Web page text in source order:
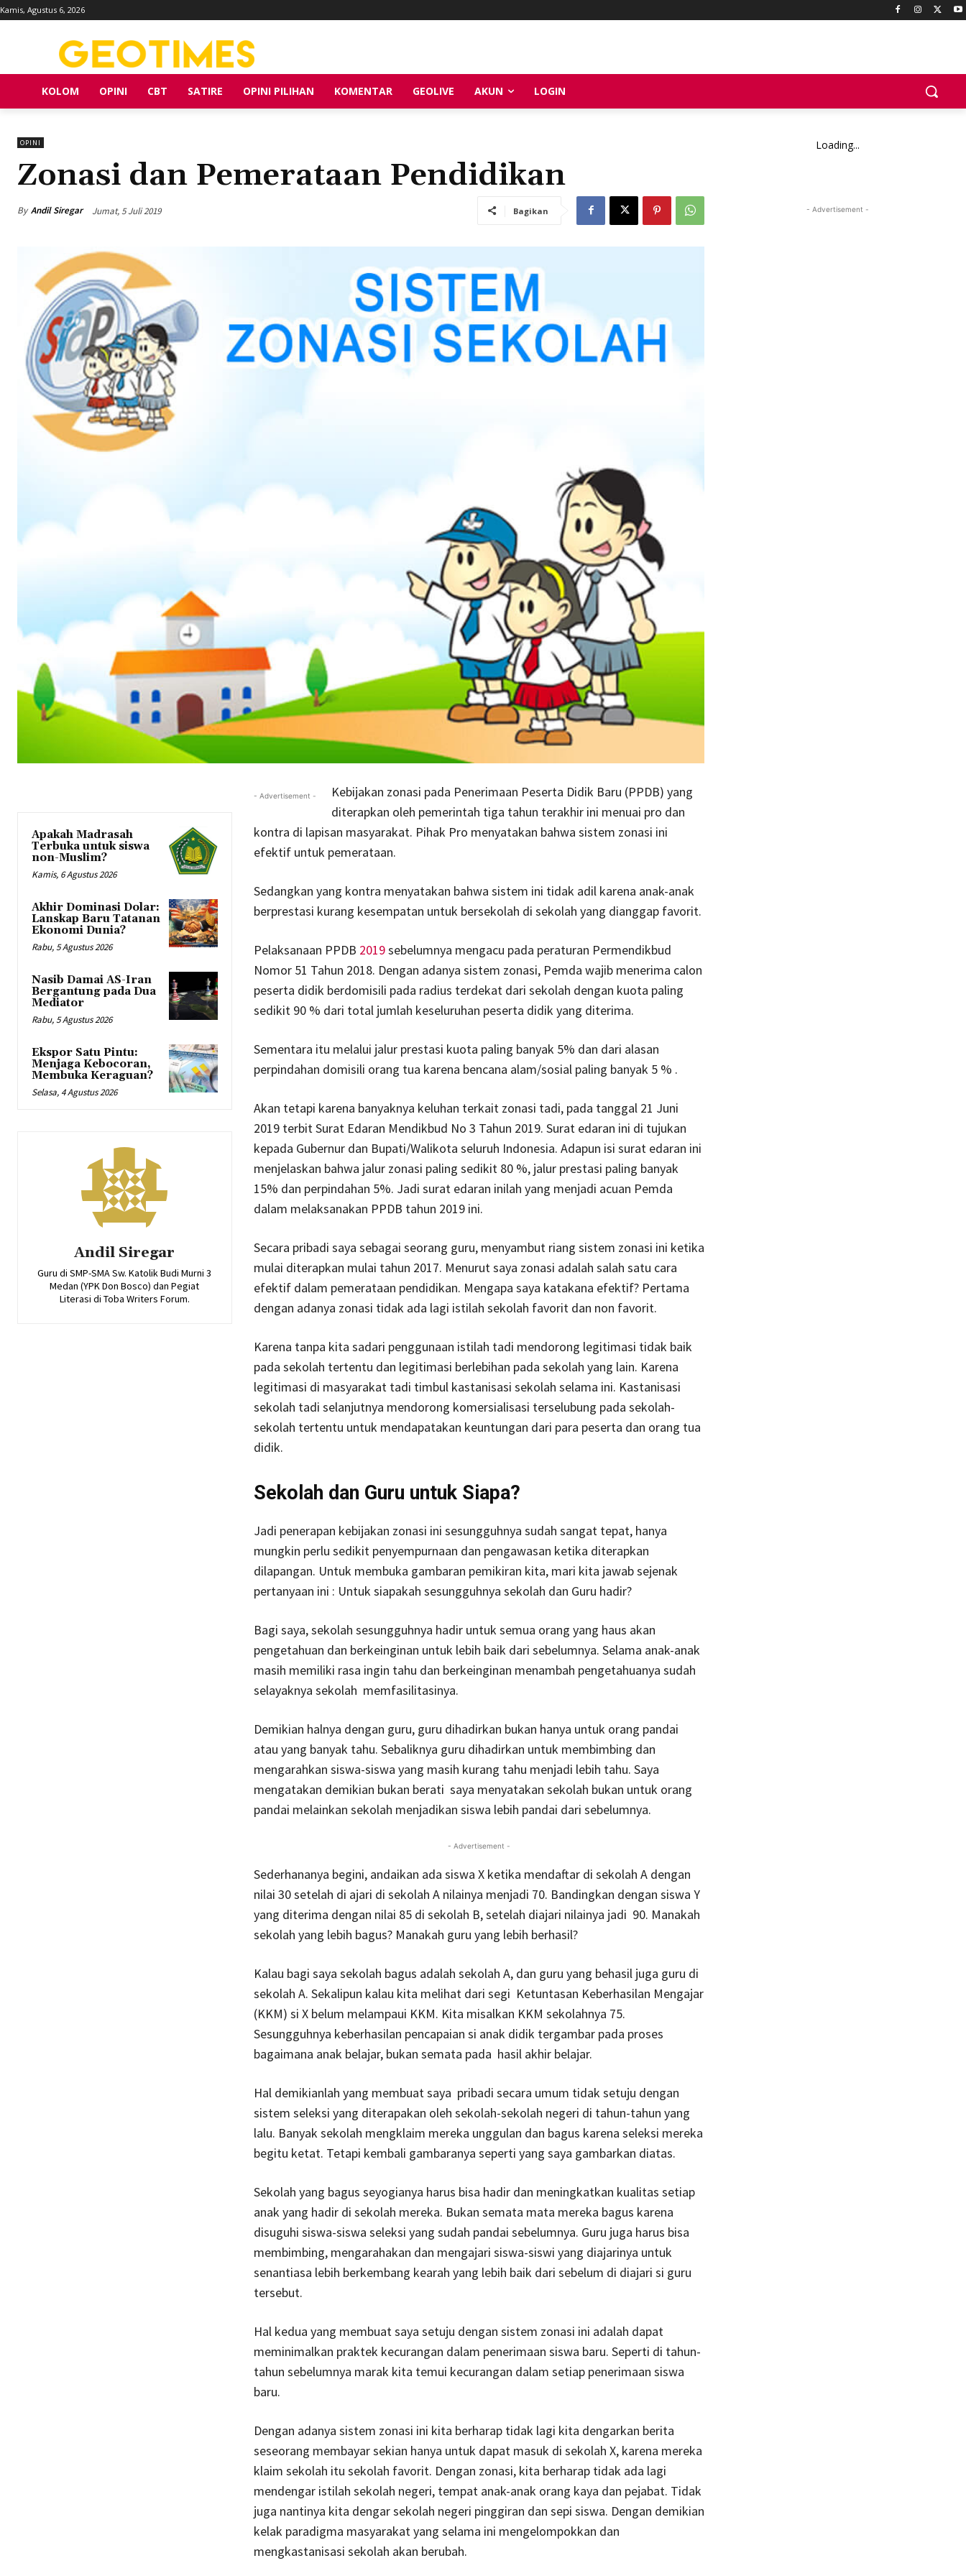
Kamis, Agustus 6, 2026
KOLOM OPINI CBT SATIRE OPINI PILIHAN KOMENTAR GEOLIVE AKUN LOGIN
OPINI
Zonasi dan Pemerataan Pendidikan
By Andil Siregar Jumat, 5 Juli 2019 Bagikan
Apakah Madrasah
Terbuka untuk siswa
non-Muslim?
Kamis, 6 Agustus 2026
Akhir Dominasi Dolar:
Lanskap Baru Tatanan
Ekonomi Dunia?
Rabu, 5 Agustus 2026
Nasib Damai AS-Iran
Bergantung pada Dua
Mediator
Rabu, 5 Agustus 2026
Ekspor Satu Pintu:
Menjaga Kebocoran,
Membuka Keraguan?
Selasa, 4 Agustus 2026
Andil Siregar
Guru di SMP-SMA Sw. Katolik Budi Murni 3
Medan (YPK Don Bosco) dan Pegiat
Literasi di Toba Writers Forum.
- Advertisement -
Kebijakan zonasi pada Penerimaan Peserta Didik Baru (PPDB) yang
diterapkan oleh pemerintah tiga tahun terakhir ini menuai pro dan
kontra di lapisan masyarakat. Pihak Pro menyatakan bahwa sistem zonasi ini
efektif untuk pemerataan.
Sedangkan yang kontra menyatakan bahwa sistem ini tidak adil karena anak-anak
berprestasi kurang kesempatan untuk bersekolah di sekolah yang dianggap favorit.
Pelaksanaan PPDB 2019sebelumnya mengacu pada peraturan Permendikbud
Nomor 51 Tahun 2018. Dengan adanya sistem zonasi, Pemda wajib menerima calon
peserta didik berdomisili pada radius terdekat dari sekolah dengan kuota paling
sedikit 90 % dari total jumlah keseluruhan peserta didik yang diterima.
Sementara itu melalui jalur prestasi kuota paling banyak 5% dan dari alasan
perpindahan domisili orang tua karena bencana alam/sosial paling banyak 5 % .
Akan tetapi karena banyaknya keluhan terkait zonasi tadi, pada tanggal 21 Juni
2019 terbit Surat Edaran Mendikbud No 3 Tahun 2019. Surat edaran ini di tujukan
kepada Gubernur dan Bupati/Walikota seluruh Indonesia. Adapun isi surat edaran ini
menjelaskan bahwa jalur zonasi paling sedikit 80 %, jalur prestasi paling banyak
15% dan perpindahan 5%. Jadi surat edaran inilah yang menjadi acuan Pemda
dalam melaksanakan PPDB tahun 2019 ini.
Secara pribadi saya sebagai seorang guru, menyambut riang sistem zonasi ini ketika
mulai diterapkan mulai tahun 2017. Menurut saya zonasi adalah salah satu cara
efektif dalam pemerataan pendidikan. Mengapa saya katakana efektif? Pertama
dengan adanya zonasi tidak ada lagi istilah sekolah favorit dan non favorit.
Karena tanpa kita sadari penggunaan istilah tadi mendorong legitimasi tidak baik
pada sekolah tertentu dan legitimasi berlebihan pada sekolah yang lain. Karena
legitimasi di masyarakat tadi timbul kastanisasi sekolah selama ini. Kastanisasi
sekolah tadi selanjutnya mendorong komersialisasi terselubung pada sekolah-
sekolah tertentu untuk mendapatakan keuntungan dari para peserta dan orang tua
didik.
Sekolah dan Guru untuk Siapa?
Jadi penerapan kebijakan zonasi ini sesungguhnya sudah sangat tepat, hanya
mungkin perlu sedikit penyempurnaan dan pengawasan ketika diterapkan
dilapangan. Untuk membuka gambaran pemikiran kita, mari kita jawab sejenak
pertanyaan ini : Untuk siapakah sesungguhnya sekolah dan Guru hadir?
Bagi saya, sekolah sesungguhnya hadir untuk semua orang yang haus akan
pengetahuan dan berkeinginan untuk lebih baik dari sebelumnya. Selama anak-anak
masih memiliki rasa ingin tahu dan berkeinginan menambah pengetahuanya sudah
selayaknya sekolah memfasilitasinya.
Demikian halnya dengan guru, guru dihadirkan bukan hanya untuk orang pandai
atau yang banyak tahu. Sebaliknya guru dihadirkan untuk membimbing dan
mengarahkan siswa-siswa yang masih kurang tahu menjadi lebih tahu. Saya
mengatakan demikian bukan berati saya menyatakan sekolah bukan untuk orang
pandai melainkan sekolah menjadikan siswa lebih pandai dari sebelumnya.
- Advertisement -
Sederhananya begini, andaikan ada siswa X ketika mendaftar di sekolah A dengan
nilai 30 setelah di ajari di sekolah A nilainya menjadi 70. Bandingkan dengan siswa Y
yang diterima dengan nilai 85 di sekolah B, setelah diajari nilainya jadi 90. Manakah
sekolah yang lebih bagus? Manakah guru yang lebih berhasil?
Kalau bagi saya sekolah bagus adalah sekolah A, dan guru yang behasil juga guru di
sekolah A. Sekalipun kalau kita melihat dari segi Ketuntasan Keberhasilan Mengajar
(KKM) si X belum melampaui KKM. Kita misalkan KKM sekolahnya 75.
Sesungguhnya keberhasilan pencapaian si anak didik tergambar pada proses
bagaimana anak belajar, bukan semata pada hasil akhir belajar.
Hal demikianlah yang membuat saya pribadi secara umum tidak setuju dengan
sistem seleksi yang diterapakan oleh sekolah-sekolah negeri di tahun-tahun yang
lalu. Banyak sekolah mengklaim mereka unggulan dan bagus karena seleksi mereka
begitu ketat. Tetapi kembali gambaranya seperti yang saya gambarkan diatas.
Sekolah yang bagus seyogianya harus bisa hadir dan meningkatkan kualitas setiap
anak yang hadir di sekolah mereka. Bukan semata mata mereka bagus karena
disuguhi siswa-siswa seleksi yang sudah pandai sebelumnya. Guru juga harus bisa
membimbing, mengarahakan dan mengajari siswa-siswi yang diajarinya untuk
senantiasa lebih berkembang kearah yang lebih baik dari sebelum di diajari si guru
tersebut.
Hal kedua yang membuat saya setuju dengan sistem zonasi ini adalah dapat
meminimalkan praktek kecurangan dalam penerimaan siswa baru. Seperti di tahun-
tahun sebelumnya marak kita temui kecurangan dalam setiap penerimaan siswa
baru.
Dengan adanya sistem zonasi ini kita berharap tidak lagi kita dengarkan berita
seseorang membayar sekian hanya untuk dapat masuk di sekolah X, karena mereka
klaim sekolah itu sekolah favorit. Dengan zonasi, kita berharap tidak ada lagi
mendengar istilah sekolah negeri, tempat anak-anak orang kaya dan pejabat. Tidak
juga nantinya kita dengar sekolah negeri pinggiran dan sepi siswa. Dengan demikian
kelak paradigma masyarakat yang selama ini mengelompokkan dan
mengkastanisasi sekolah akan berubah.
Loading...
- Advertisement -